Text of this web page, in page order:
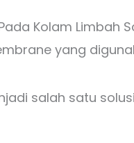
Kolam Limbah
yang
salah satu